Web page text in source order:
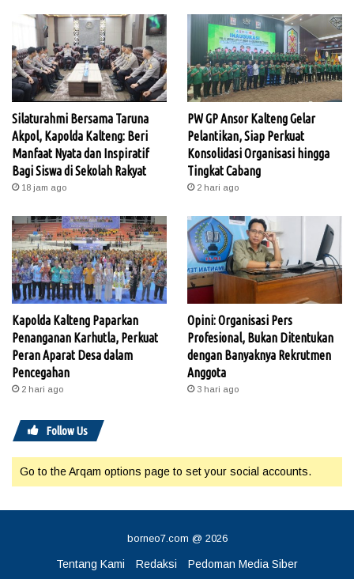
Silaturahmi Bersama Taruna
Akpol, Kapolda Kalteng: Beri
Manfaat Nyata dan Inspiratif
Bagi Siswa di Sekolah Rakyat
18 jam ago
PW GP Ansor Kalteng Gelar
Pelantikan, Siap Perkuat
Konsolidasi Organisasi hingga
Tingkat Cabang
2 hari ago
Kapolda Kalteng Paparkan
Penanganan Karhutla, Perkuat
Peran Aparat Desa dalam
Pencegahan
2 hari ago
Opini: Organisasi Pers
Profesional, Bukan Ditentukan
dengan Banyaknya Rekrutmen
Anggota
3 hari ago
Follow Us
Go to the Arqam options page to set your social accounts.
borneo7.com @ 2026
Tentang Kami Redaksi Pedoman Media Siber